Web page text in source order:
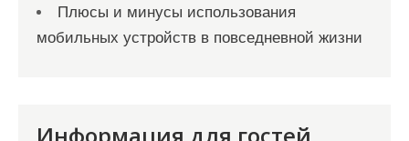
Плюсы и минусы использования
мобильных устройств в повседневной жизни